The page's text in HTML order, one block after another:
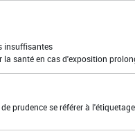
insuffisantes
la santé en cas d'exposition
prudence se référer à